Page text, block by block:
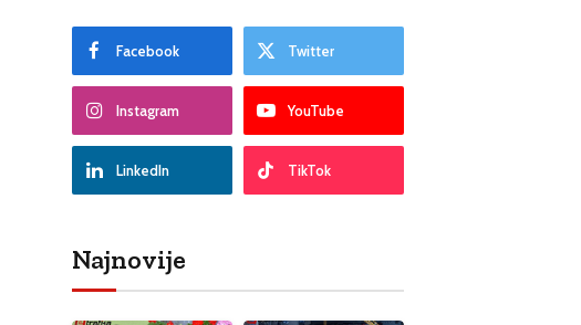
Facebook Twitter
Instagram YouTube
LinkedIn TikTok
Najnovije